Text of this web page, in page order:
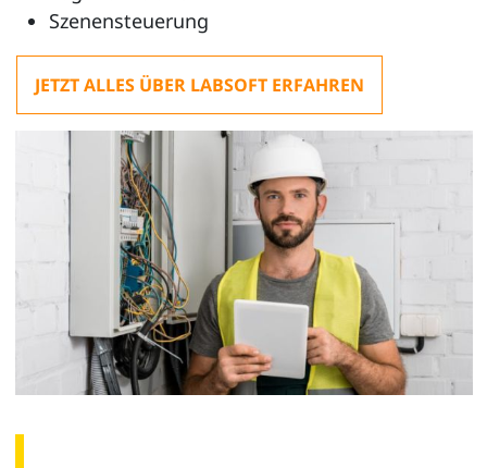
Szenensteuerung
JETZT ALLES ÜBER LABSOFT ERFAHREN